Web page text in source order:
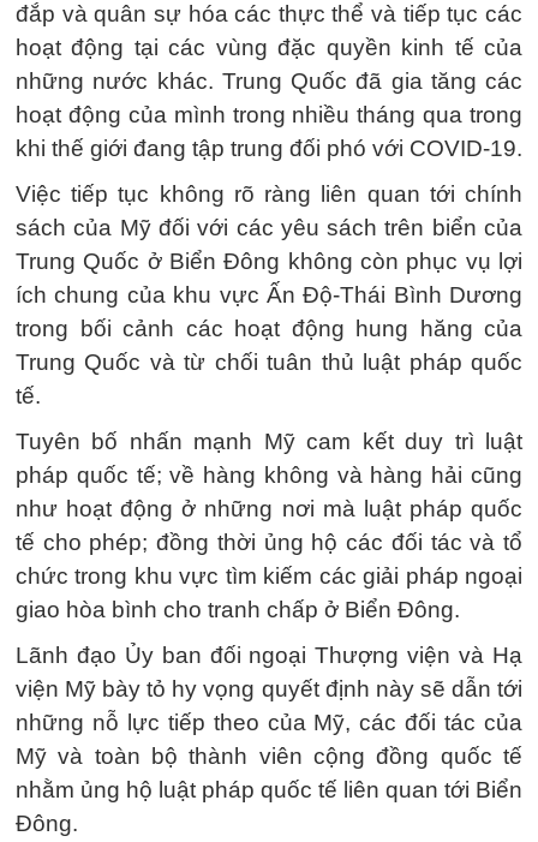
đắp và quân sự hóa các thực thể và tiếp tục các
hoạt động tại các vùng đặc quyền kinh tế của
những nước khác. Trung Quốc đã gia tăng các
hoạt động của mình trong nhiều tháng qua trong
khi thế giới đang tập trung đối phó với COVID-19.
Việc tiếp tục không rõ ràng liên quan tới chính
sách của Mỹ đối với các yêu sách trên biển của
Trung Quốc ở Biển Đông không còn phục vụ lợi
ích chung của khu vực Ấn Độ-Thái Bình Dương
trong bối cảnh các hoạt động hung hăng của
Trung Quốc và từ chối tuân thủ luật pháp quốc
tế.
Tuyên bố nhấn mạnh Mỹ cam kết duy trì luật
pháp quốc tế; về hàng không và hàng hải cũng
như hoạt động ở những nơi mà luật pháp quốc
tế cho phép; đồng thời ủng hộ các đối tác và tổ
chức trong khu vực tìm kiếm các giải pháp ngoại
giao hòa bình cho tranh chấp ở Biển Đông.
Lãnh đạo Ủy ban đối ngoại Thượng viện và Hạ
viện Mỹ bày tỏ hy vọng quyết định này sẽ dẫn tới
những nỗ lực tiếp theo của Mỹ, các đối tác của
Mỹ và toàn bộ thành viên cộng đồng quốc tế
nhằm ủng hộ luật pháp quốc tế liên quan tới Biển
Đông.